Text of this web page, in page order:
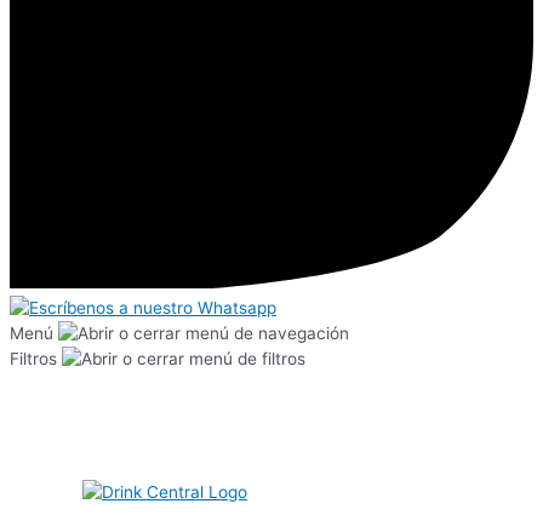
Menú
Filtros